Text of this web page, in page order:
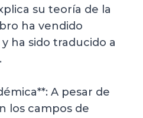
su teoría de la
ha vendido
ha sido traducido a
A pesar de
los campos de